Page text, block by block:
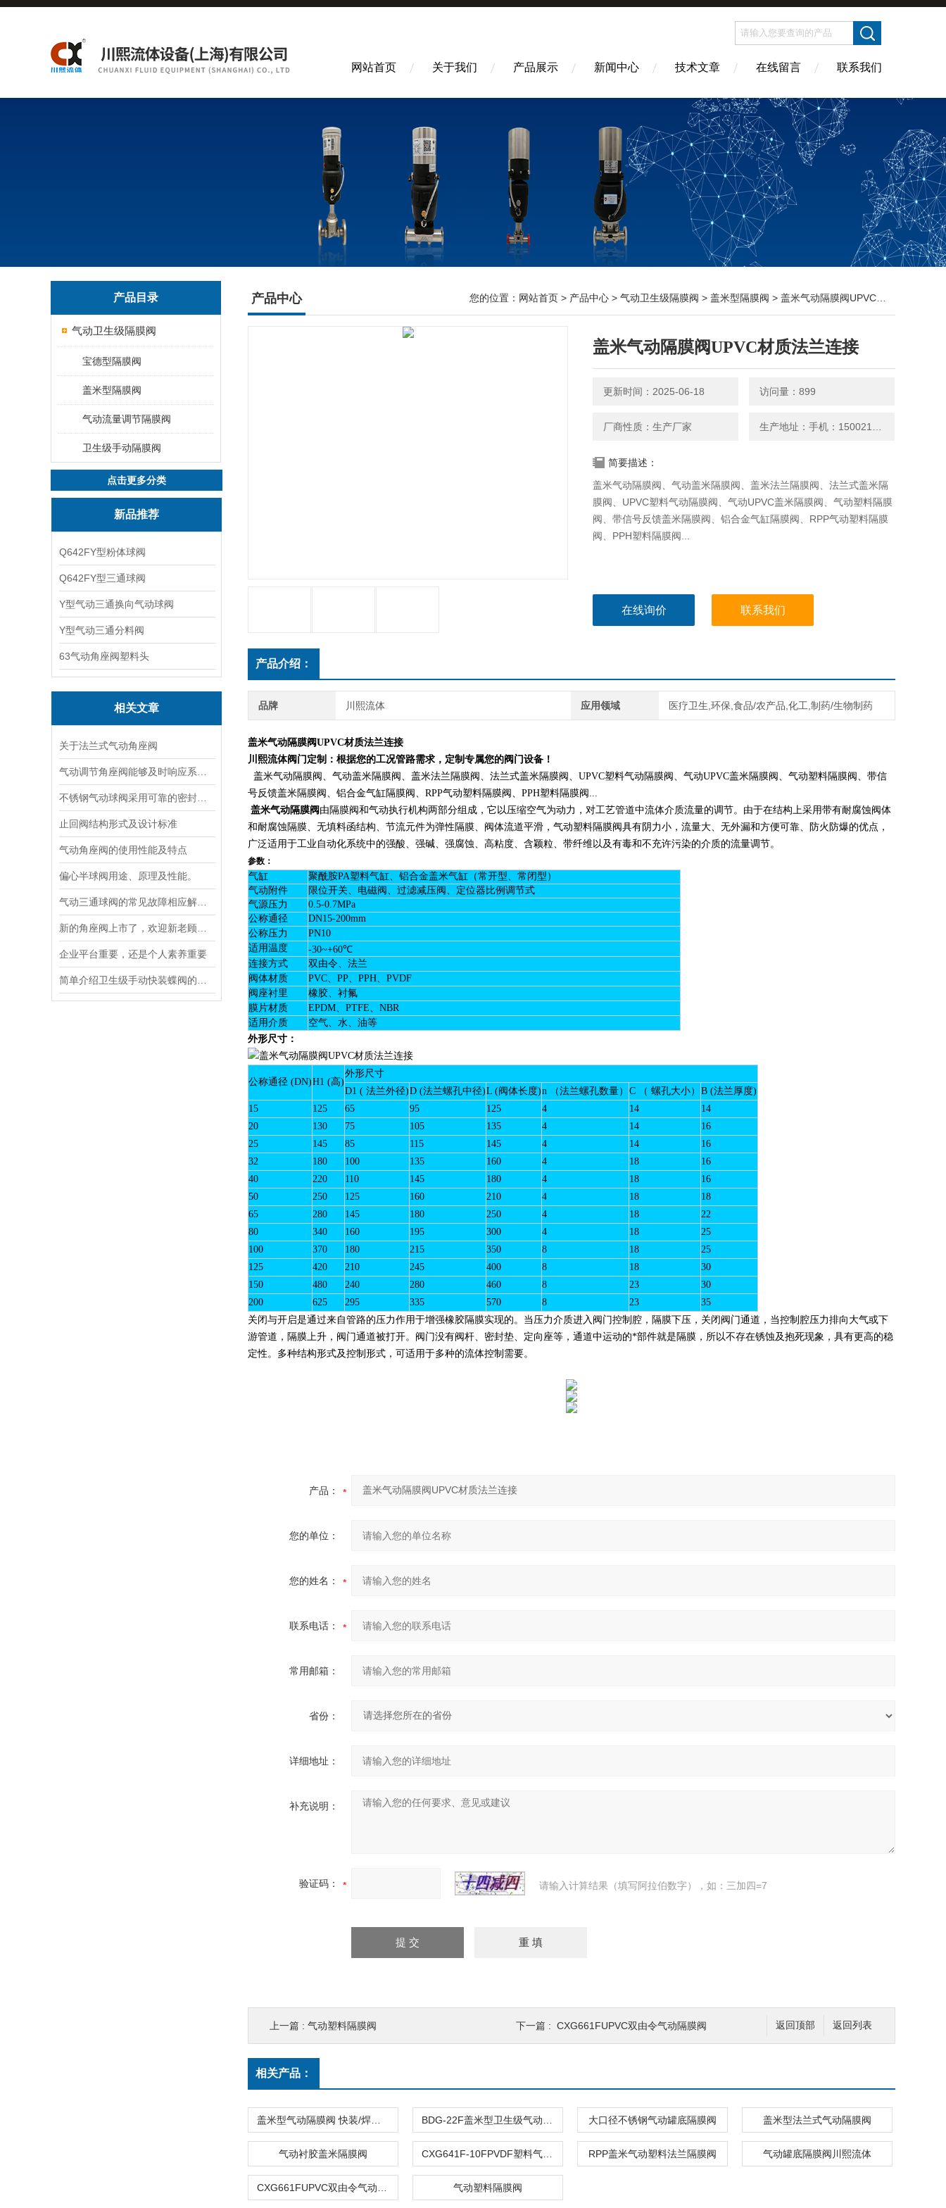
网站首页 关于我们 产品展示 新闻中心 技术文章 在线留言 联系我们
产品目录
气动卫生级隔膜阀
宝德型隔膜阀
盖米型隔膜阀
气动流量调节隔膜阀
卫生级手动隔膜阀
点击更多分类
新品推荐
Q642FY型粉体球阀
Q642FY型三通球阀
Y型气动三通换向气动球阀
Y型气动三通分料阀
63气动角座阀塑料头
相关文章
关于法兰式气动角座阀
止回阀结构形式及设计标准
气动角座阀的使用性能及特点
偏心半球阀用途、原理及性能。
企业平台重要，还是个人素养重要
产品中心 您的位置： 网站首页 > 产品中心 > 气动卫生级隔膜阀 > 盖米型隔膜阀 > 盖米气动隔膜阀UPVC材质法兰连接
盖米气动隔膜阀UPVC材质法兰连接
更新时间：2025-06-18 访问量：899
厂商性质：生产厂家
简要描述：
盖米气动隔膜阀、气动盖米隔膜阀、盖米法兰隔膜阀、法兰式盖米隔
膜阀、UPVC塑料气动隔膜阀、气动UPVC盖米隔膜阀、气动塑料隔膜
阀、带信号反馈盖米隔膜阀、铝合金气缸隔膜阀、RPP气动塑料隔膜
阀、PPH塑料隔膜阀...
在线询价 联系我们
产品介绍：
品牌 川熙流体 应用领域 医疗卫生,环保,食品/农产品,化工,制药/生物制药
盖米气动隔膜阀UPVC材质法兰连接
川熙流体阀门定制：根据您的工况管路需求，定制专属您的阀门设备！
盖米气动隔膜阀、气动盖米隔膜阀、盖米法兰隔膜阀、法兰式盖米隔膜阀、UPVC塑料气动隔膜阀、气动UPVC盖米隔膜阀、气动塑料隔膜阀、带信
号反馈盖米隔膜阀、铝合金气缸隔膜阀、RPP气动塑料隔膜阀、PPH塑料隔膜阀...
盖米气动隔膜阀 由隔膜阀和气动执行机构两部分组成，它以压缩空气为动力，对工艺管道中流体介质流量的调节。 由于在结构上采用带有耐腐蚀阀体
和耐腐蚀隔膜、无填料函结构、节流元件为弹性隔膜、阀体流道平滑，气动塑料隔膜阀具有阴力小，流量大、无外漏和方便可靠、防火防爆的优点，
广泛适用于工业自动化系统中的强酸、强碱、强腐蚀、高粘度、含颖粒、带纤维以及有毒和不充许污染的介质的流量调节。
参数：
气缸
聚酰胺PA塑料气缸、铝合金盖米气缸（常开型、常闭型）
气动附件
限位开关、电磁阀、过滤减压阀、定位器比例调节式
气源压力
0.5-0.7MPa
公称通径
DN15-200mm
公称压力
PN10
适用温度
-30~+60℃
连接方式
双由令、法兰
阀体材质
PVC、PP、PPH、PVDF
阀座衬里
橡胶、衬氟
膜片材质
EPDM、PTFE、NBR
适用介质
空气、水、油等
外形尺寸：
公称通径 (DN)H1 (高)
外形尺寸
D1 ( 法兰外径)D (法兰螺孔中径)L (阀体长度)n （法兰螺孔数量） C （ 螺孔大小） B (法兰厚度)
15
125 65 95 125 4 14
14
20
130 75 105 135 4 14
16
25
145 85 115 145 4 14
16
32
180 100 135 160 4 18
16
40
220 110 145 180 4 18
16
50
250 125 160 210 4 18
18
65
280 145 180 250 4 18
22
80
340 160 195 300 4 18
25
100
370 180 215 350 8 18
25
125
420 210 245 400 8 18
30
150
480 240 280 460 8 23
30
200
625 295 335 570 8 23
35
关闭与开启是通过来自管路的压力作用于增强橡胶隔膜实现的。当压力介质进入阀门控制腔，隔膜下压，关闭阀门通道，当控制腔压力排向大气或下
游管道，隔膜上升，阀门通道被打开。阀门没有阀杆、密封垫、定向座等，通道中运动的*部件就是隔膜，所以不存在锈蚀及抱死现象，具有更高的稳
定性。多种结构形式及控制形式，可适用于多种的流体控制需要。
产品：
您的单位：
您的姓名：
联系电话：
常用邮箱：
省份：
详细地址：
补充说明：
验证码： 请输入计算结果（填写阿拉伯数字），如：三加四=7
返回列表
返回顶部
上一篇 : 气动塑料隔膜阀 下一篇 : CXG661FUPVC双由令气动隔膜阀
相关产品：
大口径不锈钢气动罐底隔膜阀 盖米型法兰式气动隔膜阀
气动衬胶盖米隔膜阀 RPP盖米气动塑料法兰隔膜阀 气动罐底隔膜阀川熙流体
气动塑料隔膜阀